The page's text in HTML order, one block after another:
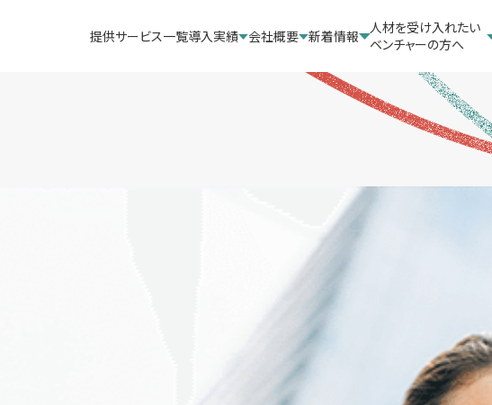
提供サービス一覧導入実績 会社概要 新着情報 人材を受け入れたい
ベンチャーの方へ